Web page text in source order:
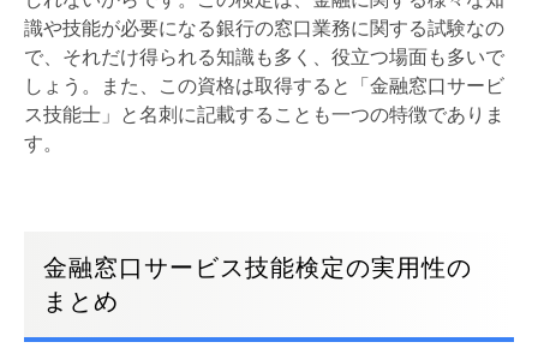
識や技能が必要になる銀行の窓口業務に関する試験なの
で、それだけ得られる知識も多く、役立つ場面も多いで
しょう。また、この資格は取得すると「金融窓口サービ
ス技能士」と名刺に記載することも一つの特徴でありま
す。
金融窓口サービス技能検定の実用性の
まとめ